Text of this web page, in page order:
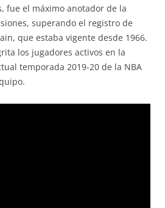
fue el máximo anotador de la
superando el registro de
que estaba vigente desde 1966.
los jugadores activos en la
temporada 2019-20 de la NBA